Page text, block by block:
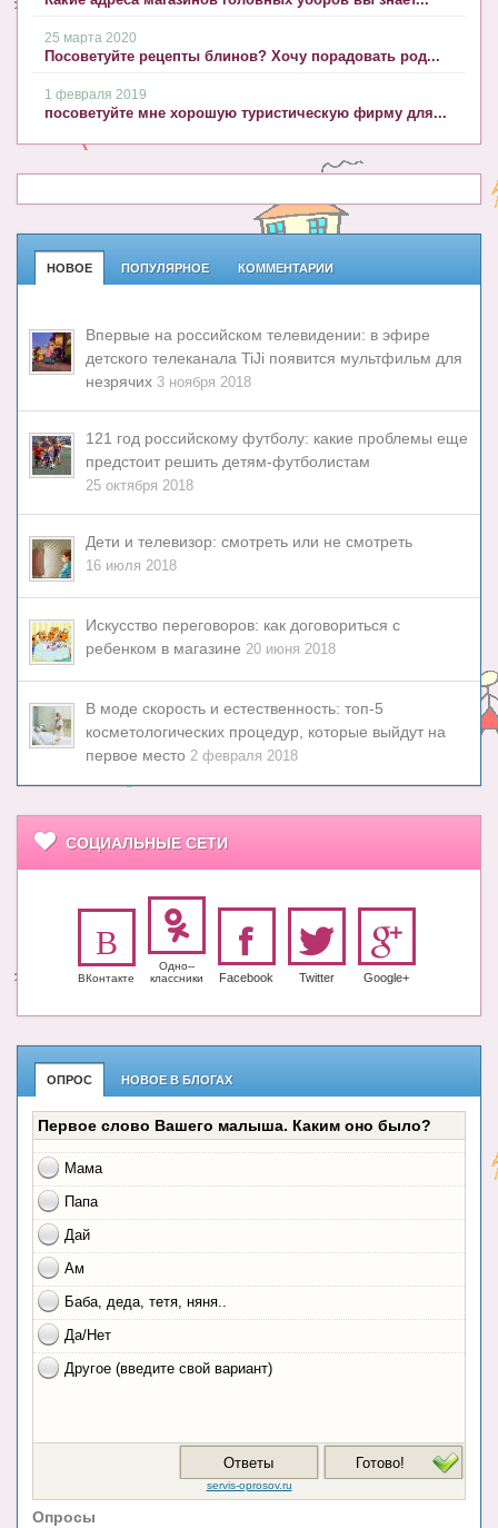
25 марта 2020
Посоветуйте рецепты блинов? Хочу порадовать род...
1 февраля 2019
посоветуйте мне хорошую туристическую фирму для...
НОВОЕ ПОПУЛЯРНОЕ КОММЕНТАРИИ
Впервые на российском телевидении: в эфире
детского телеканала TiJi появится мультфильм для
незрячих 3 ноября 2018
121 год российскому футболу: какие проблемы еще
предстоит решить детям-футболистам
25 октября 2018
Дети и телевизор: смотреть или не смотреть
16 июля 2018
Искусство переговоров: как договориться с
ребенком в магазине 20 июня 2018
В моде скорость и естественность: топ-5
косметологических процедур, которые выйдут на
первое место 2 февраля 2018
СОЦИАЛЬНЫЕ СЕТИ
ВКонтакте
Одно-­
класс­ники
Facebook Twitter Google+
ОПРОС НОВОЕ В БЛОГАХ
Опросы